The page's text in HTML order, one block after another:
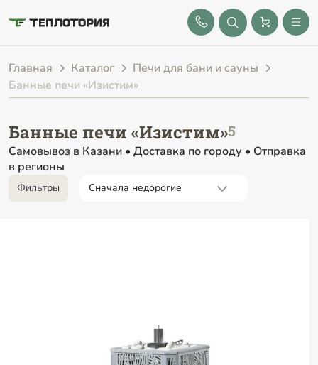
8 (843) 212-25-32
Главная Каталог
Печи для бани и сауны
Банные печи «Изистим»
Банные печи «Изистим»
Самовывоз в Казани • Доставка по городу • Отправка
в регионы
Фильтры